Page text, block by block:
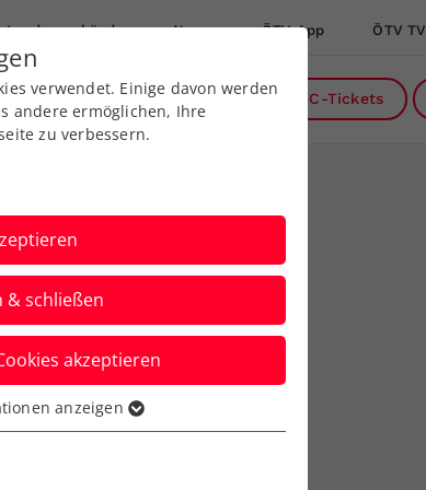
Landesverbände News ÖTV App ÖTV TV
Über uns DC-Tickets
im
verwendet. Einige davon werden
andere ermöglichen, Ihre
zu verbessern.
& schließen
akzeptieren
Funktionen der
dass die Webseite
anzeigen